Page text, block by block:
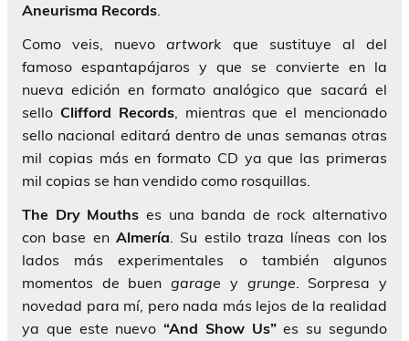
Aneurisma Records.
Como veis, nuevoartwork que sustituye al del
famoso espantapájaros y que se convierte en la
nueva edición en formato analógico que sacará el
sello Clifford Records, mientras que el mencionado
sello nacional editará dentro de unas semanas otras
mil copias más en formato CD ya que las primeras
mil copias se han vendido como rosquillas.
The Dry Mouths es una banda de rock alternativo
con base en Almería. Su estilo traza líneas con los
lados más experimentales o también algunos
momentos de buengarage y grunge. Sorpresa y
novedad para mí, pero nada más lejos de la realidad
ya que este nuevo“And Show Us”es su segundo